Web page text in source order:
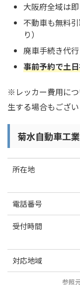
大阪府全域は
不動車も無料
り）
廃車手続き代行
事前予約で土
※レッカー費用に
生する場合もござい
菊水自動車工
所在地
電話番号
受付時間
対応地域
参照